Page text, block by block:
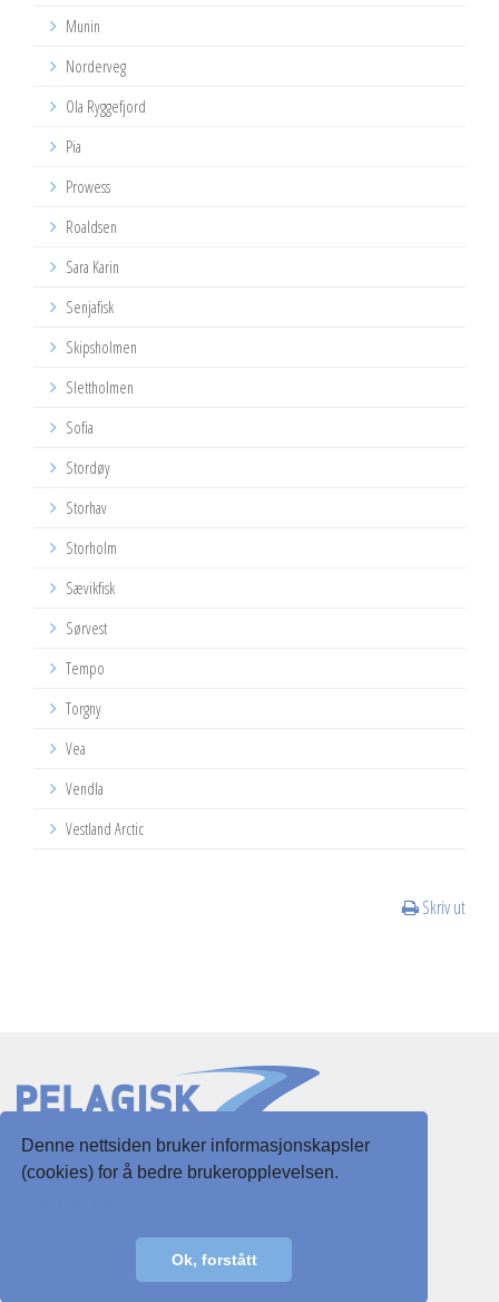
Denne nettsiden bruker informasjonskapsler
(cookies) for å bedre brukeropplevelsen.
Ok, forstått
Munin
Norderveg
Ola Ryggefjord
Pia
Prowess
Roaldsen
Sara Karin
Senjafisk
Skipsholmen
Slettholmen
Sofia
Stordøy
Storhav
Storholm
Sævikfisk
Sørvest
Tempo
Torgny
Vea
Vendla
Vestland Arctic
Skriv ut
Slottsgaten 3
post@pelagisk.net
Personvernerklæring